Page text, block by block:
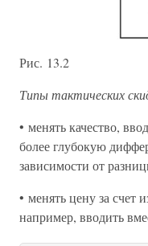
Рис. 13.2
Типы тактических
• менять качество,
более глубокую
зависимости от
• менять цену за счет
например, вводить